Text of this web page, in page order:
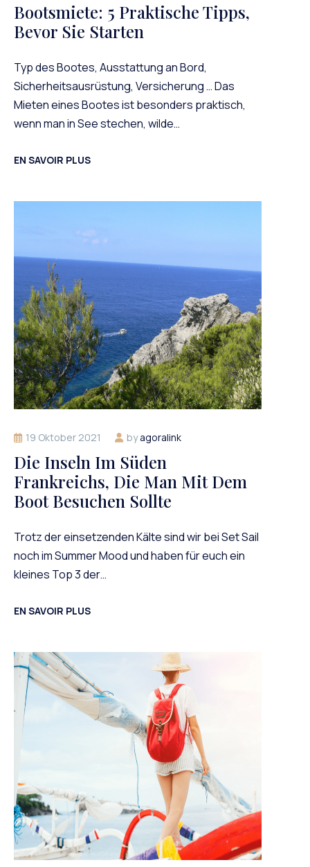
Bootsmiete: 5 Praktische Tipps,
Bevor Sie Starten
Typ des Bootes, Ausstattung an Bord,
Sicherheitsausrüstung, Versicherung … Das
Mieten eines Bootes ist besonders praktisch,
wenn man in See stechen, wilde…
EN SAVOIR PLUS
19 Oktober 2021 byagoralink
Die Inseln Im Süden
Frankreichs, Die Man Mit Dem
Boot Besuchen Sollte
Trotz der einsetzenden Kälte sind wir bei Set Sail
noch im Summer Mood und haben für euch ein
kleines Top 3 der…
EN SAVOIR PLUS